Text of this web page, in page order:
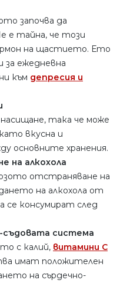
започва да
е тайна, че този
на щастието. Ето
за ежедневна
към депресия и
така че може
вкусна и
основните хранения.
на алкохола
отстраняване на
на алкохола от
консумират след
съдовата система
с калий, витамини С
имат положителен
на сърдечно-